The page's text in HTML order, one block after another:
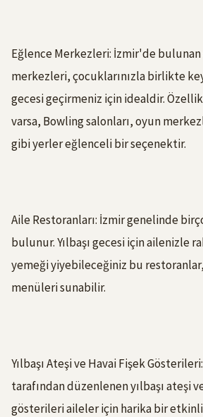
Eğlence Merkezleri: İzmir'de
merkezleri, çocuklarınızla birlikte
gecesi geçirmeniz için idealdir.
varsa, Bowling salonları, oyun
gibi yerler eğlenceli bir seçenektir.
Aile Restoranları: İzmir genelinde
bulunur. Yılbaşı gecesi için ailenizle
yemeği yiyebileceğiniz bu restoranlar,
menüleri sunabilir.
Yılbaşı Ateşi ve Havai Fişek
tarafından düzenlenen yılbaşı ateşi
gösterileri aileler için harika bir